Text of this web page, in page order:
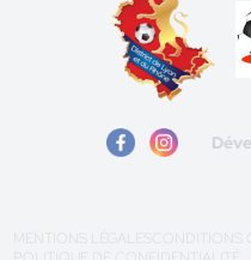
MENTIONS LÉGALES
CONDITIONS